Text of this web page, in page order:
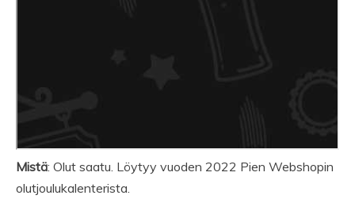
Mistä: Olut saatu. Löytyy vuoden 2022 Pien Webshopin
olutjoulukalenterista.